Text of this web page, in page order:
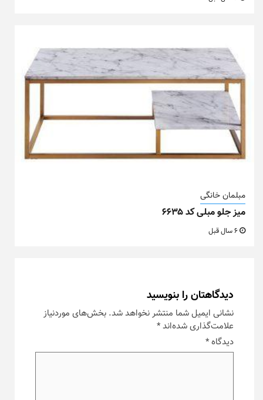
مبلمان خانگی
میز جلو مبلی کد ۶۶۳۵
دیدگاهتان را بنویسید
نشانی ایمیل شما منتشر نخواهد شد. بخش‌های موردنیاز
علامت‌گذاری شده‌اند*
دیدگاه*